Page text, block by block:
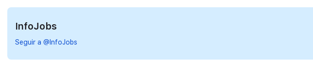
InfoJobs
Seguir a @InfoJobs